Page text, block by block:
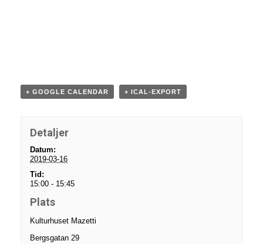
+ GOOGLE CALENDAR + ICAL-EXPORT
Detaljer
Datum:
2019-03-16
Tid:
15:00 - 15:45
Plats
Kulturhuset Mazetti
Bergsgatan 29